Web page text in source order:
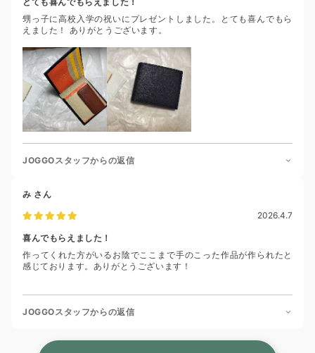
甥っ子に高校入学の祝いにプレゼントしました。とても喜んでもら
えました！ ありがとうございます。
JOGGOスタッフからの返信
み さん
2026.4.7
喜んでもらえました！
作ってくれた方がいるお陰でここまで手のこった作品が作られたと
感じております。ありがとうございます！
JOGGOスタッフからの返信